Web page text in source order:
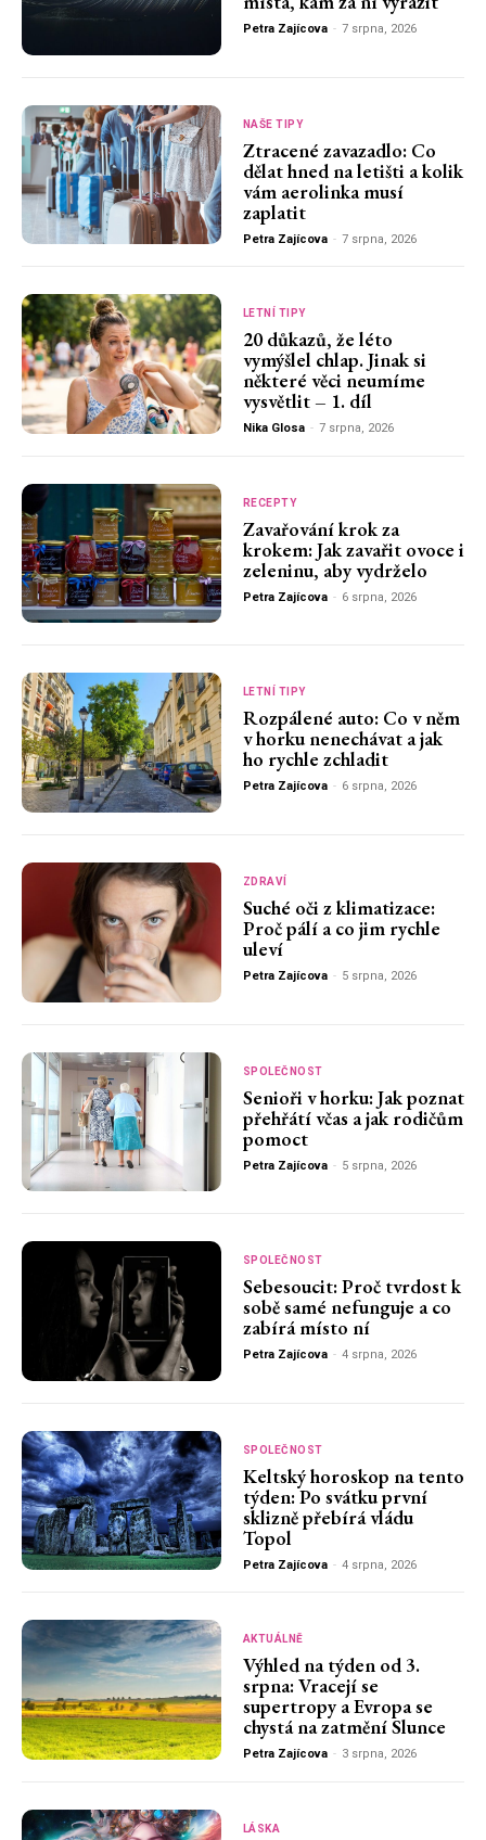
Petra Zajícova - 7 srpna, 2026
NAŠE TIPY
Ztracené zavazadlo: Co
dělat hned na letišti a kolik
vám aerolinka musí
zaplatit
Petra Zajícova - 7 srpna, 2026
LETNÍ TIPY
20 důkazů, že léto
vymýšlel chlap. Jinak si
některé věci neumíme
vysvětlit – 1. díl
Nika Glosa - 7 srpna, 2026
RECEPTY
Zavařování krok za
krokem: Jak zavařit ovoce i
zeleninu, aby vydrželo
Petra Zajícova - 6 srpna, 2026
LETNÍ TIPY
Rozpálené auto: Co v něm
v horku nenechávat a jak
ho rychle zchladit
Petra Zajícova - 6 srpna, 2026
ZDRAVÍ
Suché oči z klimatizace:
Proč pálí a co jim rychle
uleví
Petra Zajícova - 5 srpna, 2026
SPOLEČNOST
Senioři v horku: Jak poznat
přehřátí včas a jak rodičům
pomoct
Petra Zajícova - 5 srpna, 2026
SPOLEČNOST
Sebesoucit: Proč tvrdost k
sobě samé nefunguje a co
zabírá místo ní
Petra Zajícova - 4 srpna, 2026
SPOLEČNOST
Keltský horoskop na tento
týden: Po svátku první
sklizně přebírá vládu
Topol
Petra Zajícova - 4 srpna, 2026
AKTUÁLNĚ
Výhled na týden od 3.
srpna: Vracejí se
supertropy a Evropa se
chystá na zatmění Slunce
Petra Zajícova - 3 srpna, 2026
LÁSKA